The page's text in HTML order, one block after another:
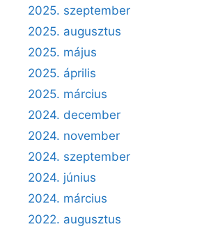
2025. szeptember
2025. augusztus
2025. május
2025. április
2025. március
2024. december
2024. november
2024. szeptember
2024. június
2024. március
2022. augusztus